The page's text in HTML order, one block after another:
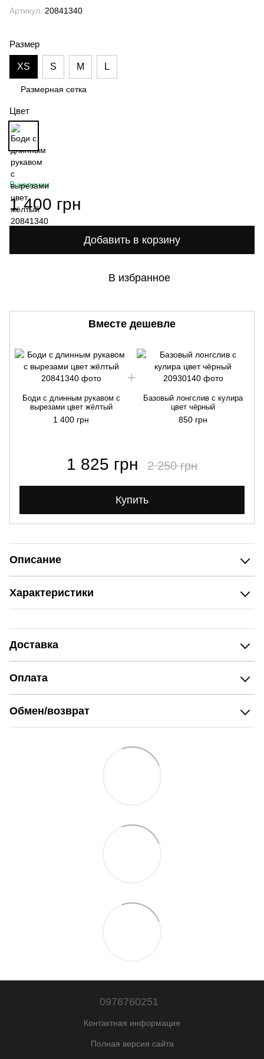
Артикул: 20841340
Размер
XS S M L
Размерная сетка
Цвет
В наличии
1 400 грн
Добавить в корзину
В избранное
Вместе дешевле
Боди с длинным рукавом с
вырезами цвет жёлтый
1 400 грн
Базовый лонгслив с кулира
цвет чёрный
850 грн
1 825 грн 2 250 грн
Купить
Описание
Характеристики
Доставка
Оплата
Обмен/возврат
0978760251
Контактная информация
Полная версия сайта